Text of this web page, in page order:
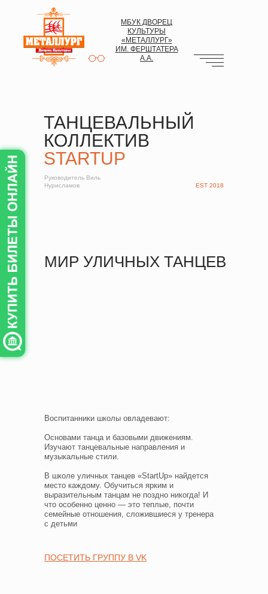
МБУК ДВОРЕЦ
КУЛЬТУРЫ
«МЕТАЛЛУРГ»
ИМ. ФЕРШТАТЕРА
А.А.
ТАНЦЕВАЛЬНЫЙ
EST 2018
КОЛЛЕКТИВ
STARTUP
Руководитель Виль
Нурисламов
МИР УЛИЧНЫХ ТАНЦЕВ
Воспитанники школы овладевают:
Основами танца и базовыми движениям.
Изучают танцевальные направления и
музыкальные стили.
В школе уличных танцев «StartUp» найдется
место каждому. Обучиться ярким и
выразительным танцам не поздно никогда! И
что особенно ценно — это теплые, почти
семейные отношения, сложившиеся у тренера
с детьми
ПОСЕТИТЬ ГРУППУ В VK